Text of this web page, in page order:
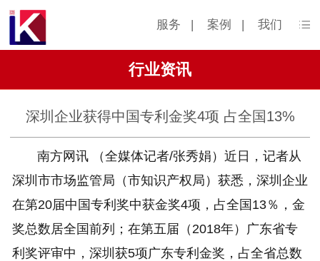
服务 | 案例 | 我们
行业资讯
深圳企业获得中国专利金奖4项 占全国13%
南方网讯 （全媒体记者/张秀娟）近日，记者从
深圳市市场监管局（市知识产权局）获悉，深圳企业
在第20届中国专利奖中获金奖4项，占全国13％，金
奖总数居全国前列；在第五届（2018年）广东省专
利奖评审中，深圳获5项广东专利金奖，占全省总数